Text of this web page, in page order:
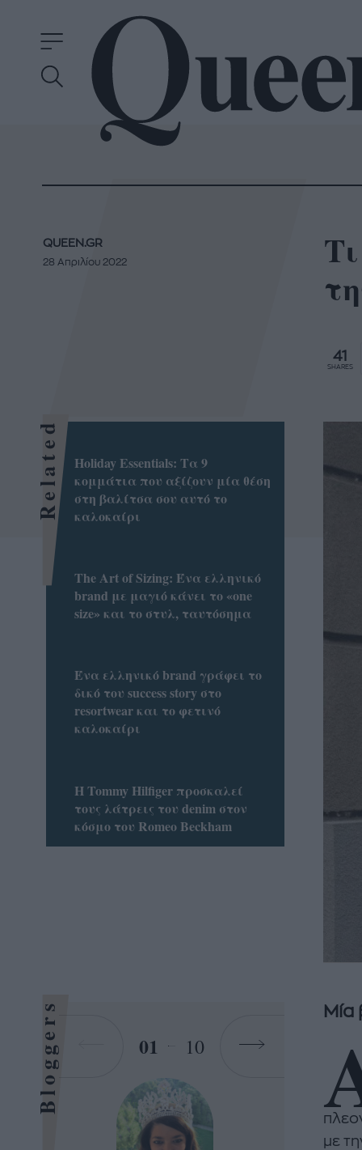
41
SHARES
QUEEN.GR
28 Απριλίου 2022
Μία
με
Related
Holiday Essentials: Τα 9
κομμάτια που αξίζουν μία θέση
στη βαλίτσα σου αυτό το
καλοκαίρι
Τhe Art of Sizing: Ένα ελληνικό
brand με μαγιό κάνει το «one
size» και το στυλ, ταυτόσημα
Ένα ελληνικό brand γράφει το
δικό του success story στο
resortwear και το φετινό
καλοκαίρι
Η Tommy Hilfiger προσκαλεί
τους λάτρεις του denim στον
κόσμο του Romeo Beckham
Bloggers 01 10